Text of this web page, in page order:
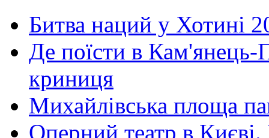
Битва наций у Хотині
Де поїсти в Кам'янець-
криниця
Михайлівська площа
Оперний театр в